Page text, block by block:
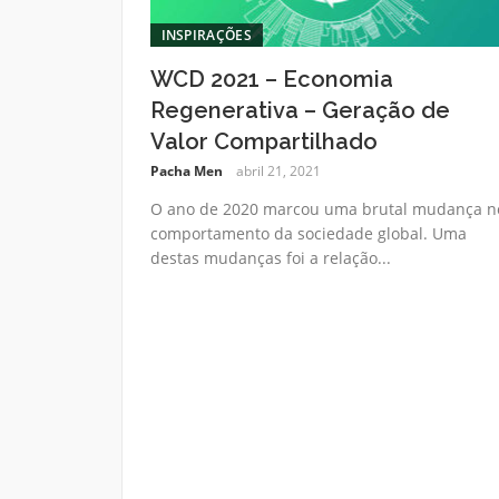
INSPIRAÇÕES
WCD 2021 – Economia
Regenerativa – Geração de
Valor Compartilhado
Pacha Men abril 21, 2021
O ano de 2020 marcou uma brutal mudança
comportamento da sociedade global. Uma
destas mudanças foi a relação...